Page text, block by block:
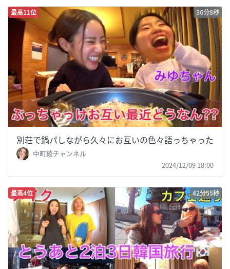
最高11位 36分8秒
別荘で鍋パしながら久々にお互いの色々語っちゃった
中町綾チャンネル
2024/12/09 18:00
最高4位 42分55秒